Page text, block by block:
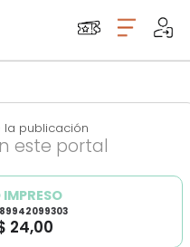
la publicación
este portal
IMPRESO
24,00